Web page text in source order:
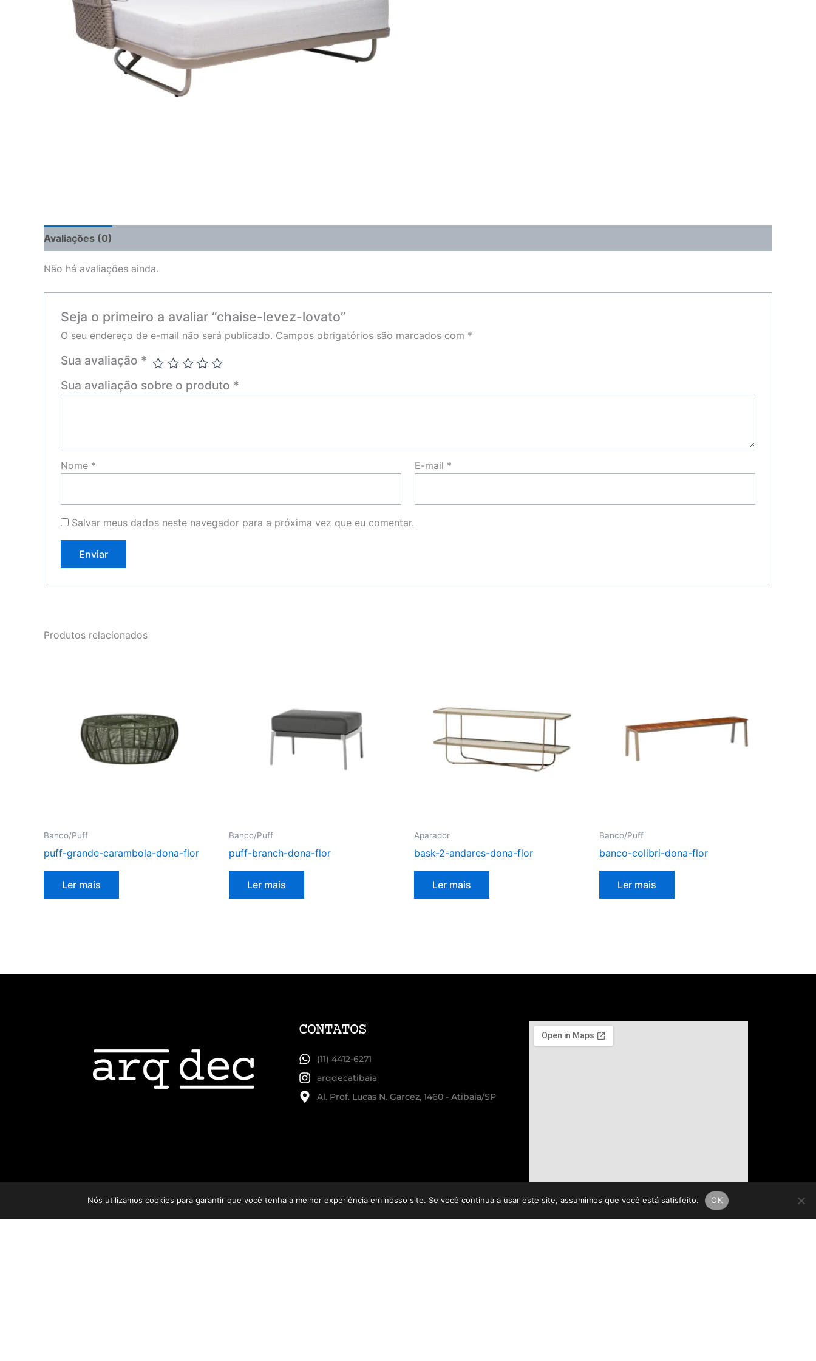
Avaliações (0)
Não há avaliações ainda.
Seja o primeiro a avaliar “chaise-levez-lovato”
O seu endereço de e-mail não será publicado. Campos obrigatórios são marcados com *
Sua avaliação *
Sua avaliação sobre o produto *
Nome * E-mail *
Salvar meus dados neste navegador para a próxima vez que eu comentar.
Produtos relacionados
Banco/Puff
puff-grande-carambola-dona-flor
Ler mais
Banco/Puff
puff-branch-dona-flor
Ler mais
Aparador
bask-2-andares-dona-flor
Ler mais
Banco/Puff
banco-colibri-dona-flor
Ler mais
CONTATOS
(11) 4412-6271
arqdecatibaia
Al. Prof. Lucas N. Garcez, 1460 - Atibaia/SP
Nós utilizamos cookies para garantir que você tenha a melhor experiência em nosso site. Se você continua a usar este site, assumimos que você está satisfeito. OK